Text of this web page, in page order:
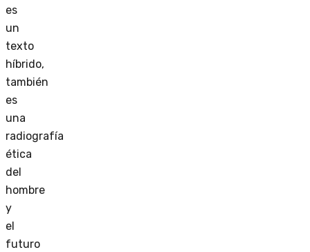
es
un
texto
híbrido,
también
es
una
radiografía
ética
del
hombre
y
el
futuro